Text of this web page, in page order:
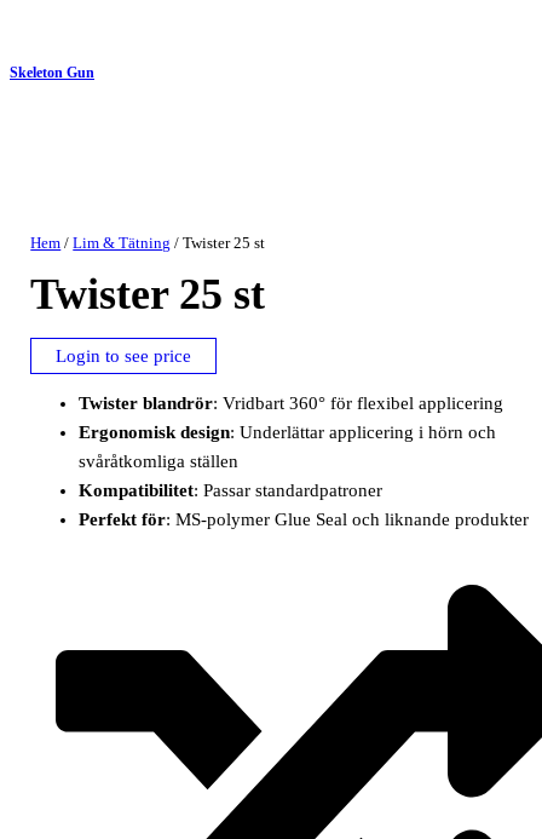
Skeleton Gun
Hem /Lim & Tätning / Twister 25 st
Twister 25 st
Login to see price
Twister blandrör: Vridbart 360° för flexibel applicering
Ergonomisk design: Underlättar applicering i hörn och
svåråtkomliga ställen
Kompatibilitet: Passar standardpatroner
Perfekt för: MS-polymer Glue Seal och liknande produkter